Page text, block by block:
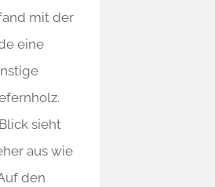
mit der
eine
sieht
aus wie
den